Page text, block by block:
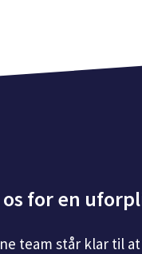
for en
team står klar til